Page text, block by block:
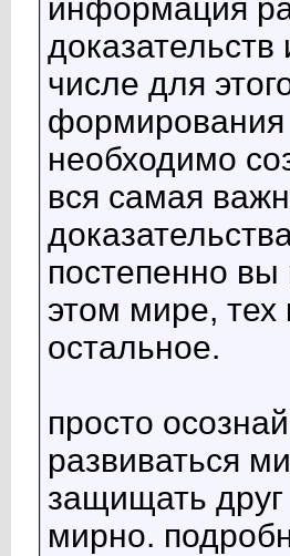
информация
числе для
формирования
необходимо
вся самая
постепенно
этом мире, тех
остальное.
просто
развиваться
защищать друг
мирно.